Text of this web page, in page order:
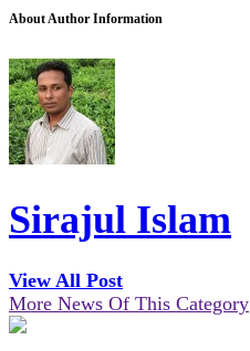
About Author Information
Sirajul Islam
View All Post
More News Of This Category